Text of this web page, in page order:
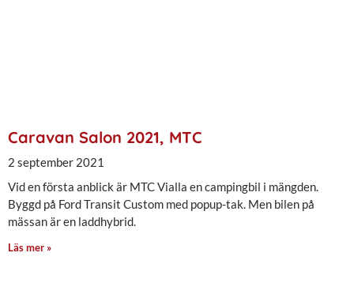
Caravan Salon 2021, MTC
2 september 2021
Vid en första anblick är MTC Vialla en campingbil i mängden.
Byggd på Ford Transit Custom med popup-tak. Men bilen på
mässan är en laddhybrid.
Läs mer »